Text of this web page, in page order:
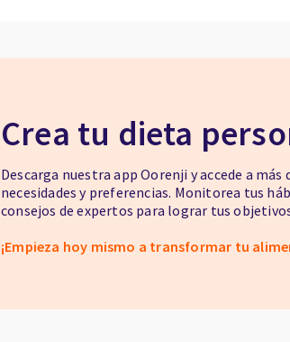
Crea tu dieta
Descarga nuestra app Oorenji y accede a
necesidades y preferencias. Monitorea tus
consejos de expertos para lograr tus
¡Empieza hoy mismo a transformar tu